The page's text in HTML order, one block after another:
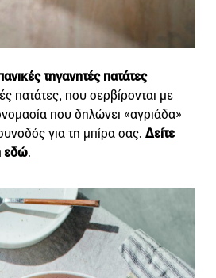
τηγανητές πατάτες
πατάτες, που σερβίρονται με
που δηλώνει «αγριάδα»
για τη μπίρα σας. Δείτε
εδώ.